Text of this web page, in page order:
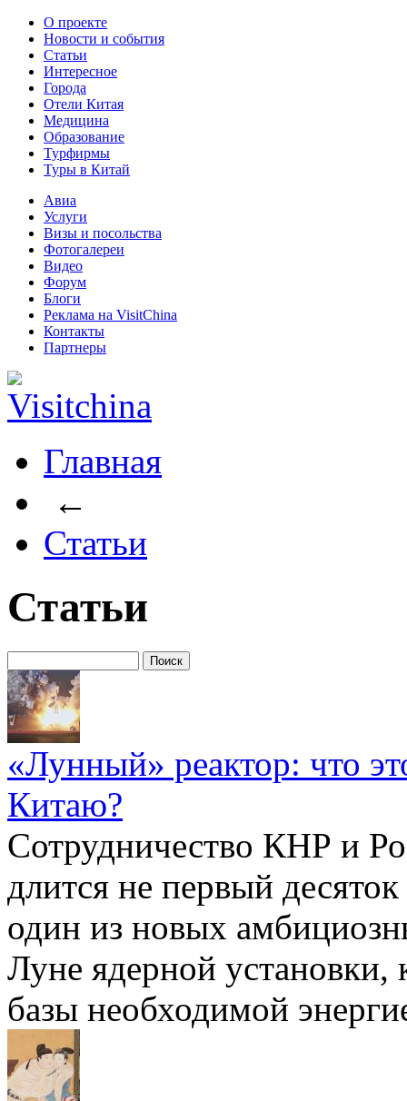
О проекте
Новости и события
Статьи
Интересное
Города
Отели Китая
Медицина
Образование
Турфирмы
Туры в Китай
Авиа
Услуги
Визы и посольства
Фотогалереи
Видео
Форум
Блоги
Реклама на VisitChina
Контакты
Партнеры
Главная
←
Статьи
Статьи
«Лунный» реактор: что
Китаю?
Сотрудничество КНР и
длится не первый
один из новых
Луне ядерной установки,
базы необходимой